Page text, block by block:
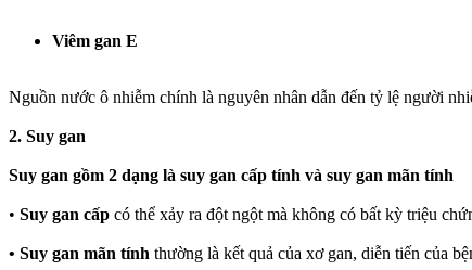
Viêm gan E
Nguồn nước ô nhiễm chính là nguyên nhân dẫn đến tỷ lệ người
2. Suy gan
Suy gan gồm 2 dạng là suy gan cấp tính và suy gan mãn tính
• Suy gan cấp có thể xảy ra đột ngột mà không có bất kỳ triệu
• Suy gan mãn tính thường là kết quả của xơ gan, diễn tiến của